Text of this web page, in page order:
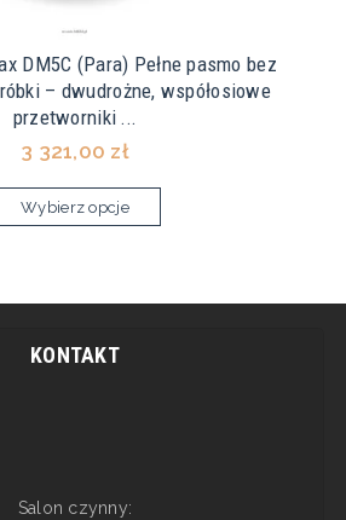
DM5C (Para) Pełne pasmo bez
– dwudrożne, współosiowe
przetworniki ...
3 321,00 zł
Wybierz opcje
KONTAKT
Salon czynny: